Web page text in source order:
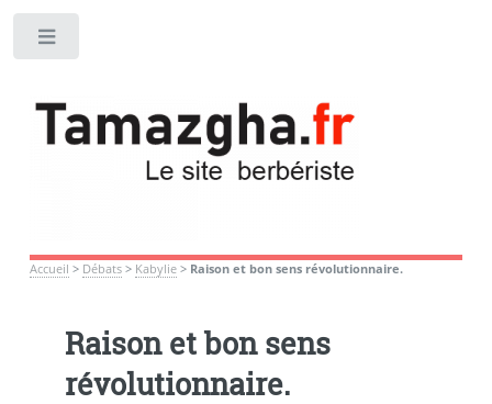
Accueil > Débats> Kabylie> Raison et bon sens révolutionnaire.
Raison et bon sens
révolutionnaire.